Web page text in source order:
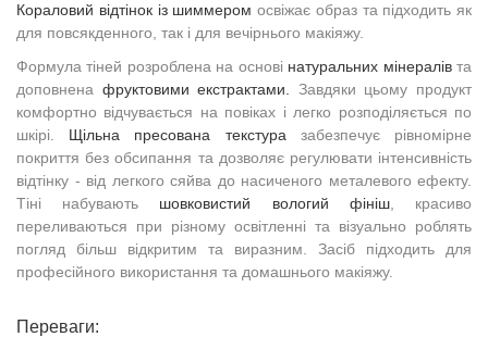
Кораловий відтінок із шиммером освіжає образ та підходить як
для повсякденного, так і для вечірнього макіяжу.
Формула тіней розроблена на основі натуральних мінералівта
доповнена фруктовими екстрактами. Завдяки цьому продукт
комфортно відчувається на повіках і легко розподіляється по
шкірі. Щільна пресована текстура забезпечує рівномірне
покриття без обсипання та дозволяє регулювати інтенсивність
відтінку - від легкого сяйва до насиченого металевого ефекту.
Тіні набувають шовковистий вологий фініш, красиво
переливаються при різному освітленні та візуально роблять
погляд більш відкритим та виразним. Засіб підходить для
професійного використання та домашнього макіяжу.
Переваги: